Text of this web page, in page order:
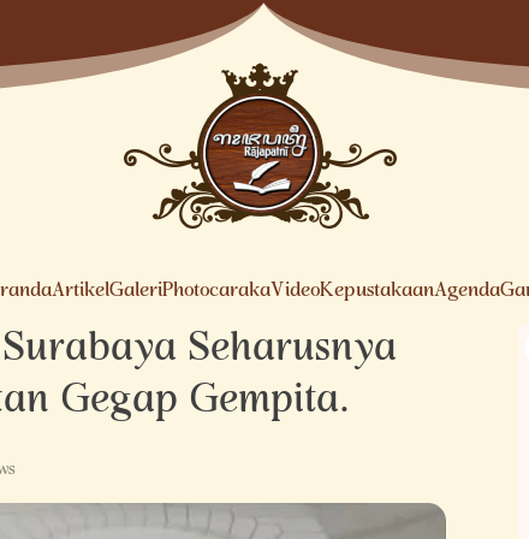
ArtikelGaleriPhotocarakaVideoKepustakaanAgenda
Seharusnya
Gegap Gempita.